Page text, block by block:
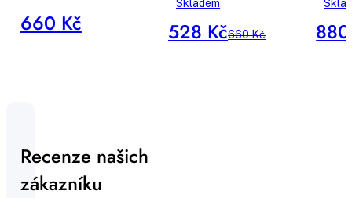
660 Kč
Skladem
528 Kč660 Kč
Recenze našich
zákazníku